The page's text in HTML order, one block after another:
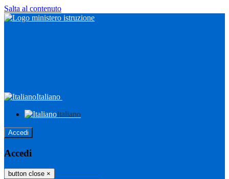
Salta al contenuto
Italiano
Italiano
Accedi
Accedi
button close ×